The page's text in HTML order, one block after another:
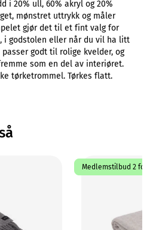
i 20% ull, 60% akryl og 20%
mønstret uttrykk og måler
gjør det til et fint valg for
i godstolen eller når du vil ha litt
godt til rolige kvelder, og
som en del av interiøret.
tørketrommel. Tørkes flatt.
Medlemstilbud 2 for 1